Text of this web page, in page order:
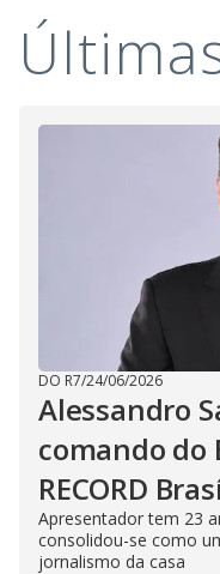
DO R7/24/06/2026
Alessandro
comando do
RECORD
Apresentador tem 23
consolidou-se como
jornalismo da casa